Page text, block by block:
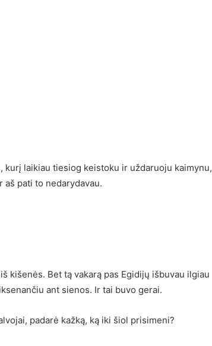
kurį laikiau tiesiog keistoku ir uždaruoju kaimynu,
pati to nedarydavau.
kišenės. Bet tą vakarą pas Egidijų išbuvau ilgiau
ant sienos. Ir tai buvo gerai.
padarė kažką, ką iki šiol prisimeni?